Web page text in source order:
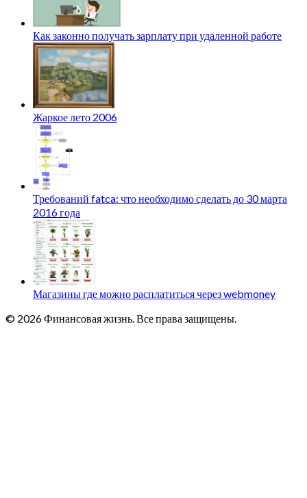
Как законно получать зарплату при удаленной работе
Жаркое лето 2006
Требований fatca: что необходимо сделать до 30 марта
2016 года
Магазины где можно расплатиться через webmoney
© 2026 Финансовая жизнь. Все права защищены.